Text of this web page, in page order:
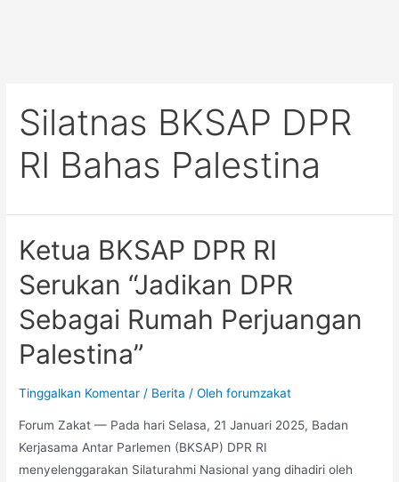
Silatnas BKSAP DPR
RI Bahas Palestina
Ketua BKSAP DPR RI
Serukan “Jadikan DPR
Sebagai Rumah Perjuangan
Palestina”
Tinggalkan Komentar / Berita / Olehforumzakat
Forum Zakat — Pada hari Selasa, 21 Januari 2025, Badan
Kerjasama Antar Parlemen (BKSAP) DPR RI
menyelenggarakan Silaturahmi Nasional yang dihadiri oleh